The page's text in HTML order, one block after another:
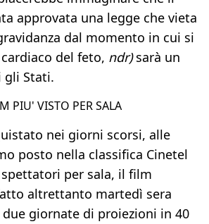
approvata una legge che vieta
dal momento in cui si
del feto, ndr)sarà un
Stati.
PIU' VISTO PER SALA
nei giorni scorsi, alle
posto nella classifica Cinetel
per sala, il film
altrettanto martedì sera
giornate di proiezioni in 40